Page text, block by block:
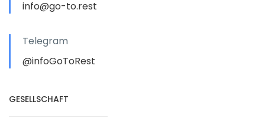
info@go-to.rest
Telegram
@infoGoToRest
GESELLSCHAFT